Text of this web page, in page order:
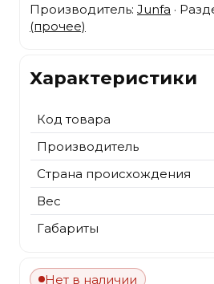
Производитель: Junfa ·
(прочее)
Характеристики
Код товара
Производитель
Страна происхождения
Вес
Габариты
Нет в наличии